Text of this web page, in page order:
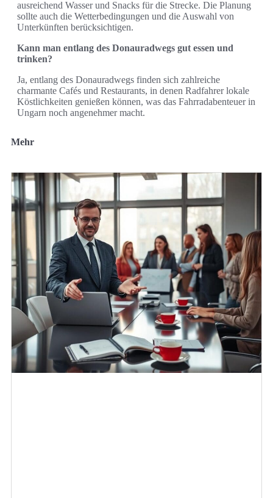
ausreichend Wasser und Snacks für die Strecke. Die Planung
sollte auch die Wetterbedingungen und die Auswahl von
Unterkünften berücksichtigen.
Kann man entlang des Donauradwegs gut essen und
trinken?
Ja, entlang des Donauradwegs finden sich zahlreiche
charmante Cafés und Restaurants, in denen Radfahrer lokale
Köstlichkeiten genießen können, was das Fahrradabenteuer in
Ungarn noch angenehmer macht.
Mehr